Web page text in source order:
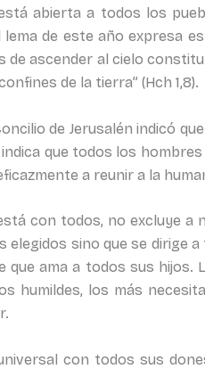
abierta a todos los
de este año expresa
de ascender al cielo
de la tierra” (Hch 1,8).
de Jerusalén indicó
que todos los
a reunir a la
con todos, no excluye a
elegidos sino que se dirige
que ama a todos sus hijos.
humildes, los más
con todos sus